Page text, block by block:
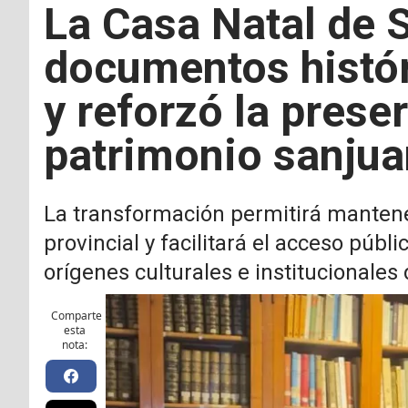
La Casa Natal de
documentos
y reforzó la
patrimonio
La transformación permitirá
provincial y facilitará el acceso
orígenes culturales e institucionales
Comparte
esta
nota: